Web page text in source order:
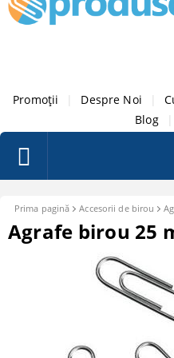
Promoții Despre Noi
Blog
Prima pagină Accesorii de birou
Agrafe birou 25